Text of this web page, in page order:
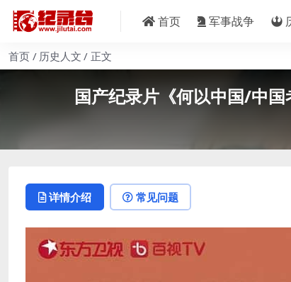
首页 军事战争
首页 历史人文 正文
国产纪录片《何以中国/中
详情介绍 常见问题